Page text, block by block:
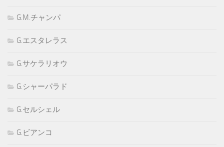
G.M.チャンパ
G.エスタレラス
G.サケラリオウ
G.シャーパラド
G.セルシェル
G.ビアンコ